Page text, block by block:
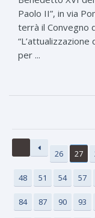
Paolo II”, in via
terrà il Convegno
per ...
26 27
48 51 54 57
84 87 90 93